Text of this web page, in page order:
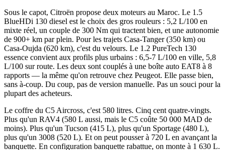
Sous le capot, Citroën propose deux moteurs au Maroc. Le 1.5
BlueHDi 130 diesel est le choix des gros rouleurs : 5,2 L/100 en
mixte réel, un couple de 300 Nm qui tractent bien, et une autonomie
de 900+ km par plein. Pour les trajets Casa-Tanger (350 km) ou
Casa-Oujda (620 km), c'est du velours. Le 1.2 PureTech 130
essence convient aux profils plus urbains : 6,5-7 L/100 en ville, 5,8
L/100 sur route. Les deux sont couplés à une boîte auto EAT8 à 8
rapports — la même qu'on retrouve chez Peugeot. Elle passe bien,
sans à-coup. Du coup, pas de version manuelle. Pas un souci pour la
plupart des acheteurs.
Le coffre du C5 Aircross, c'est 580 litres. Cinq cent quatre-vingts.
Plus qu'un RAV4 (580 L aussi, mais le C5 coûte 50 000 MAD de
moins). Plus qu'un Tucson (415 L), plus qu'un Sportage (480 L),
plus qu'un 3008 (520 L). Et on peut pousser à 720 L en avançant la
banquette. En configuration banquette rabattue, on monte à 1 630 L.